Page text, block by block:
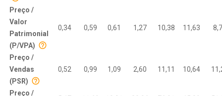
Preço /
Valor
Patrimonial
(P/VPA)
0,34 0,59 0,61 1,27 10,38 11,63
Preço /
Vendas
(PSR)
0,52 0,99 1,09 2,60 11,11 10,64
Preço /